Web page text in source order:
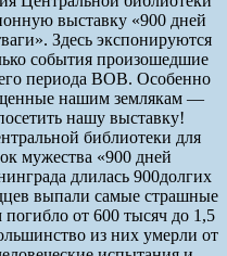
выставку «900 дней
Здесь экспонируются
события произошедшие
периода ВОВ. Особенно
нашим землякам —
нашу выставку!
библиотеки для
мужества «900 дней
длилась 900долгих
выпали самые страшные
от 600 тысяч до 1,5
из них умерли от